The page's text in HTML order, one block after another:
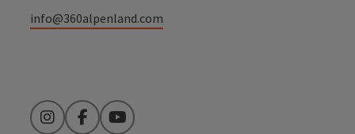
info@360alpenland.com
InstagramFacebookYouTube